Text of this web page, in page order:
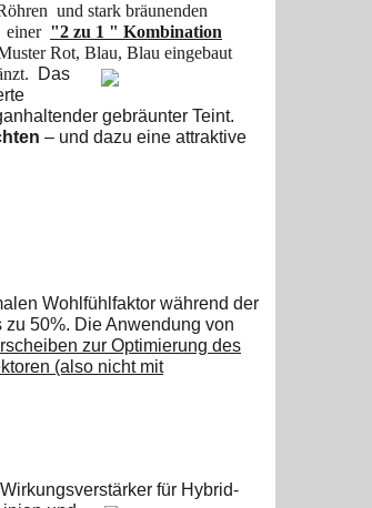
und stark bräunenden
einer "2 zu 1 " Kombination
Rot, Blau, Blau eingebaut
Das
gebräunter Teint.
– und dazu eine attraktive
Wohlfühlfaktor während der
50%. Die Anwendung von
zur Optimierung des
(also nicht mit
für Hybrid-